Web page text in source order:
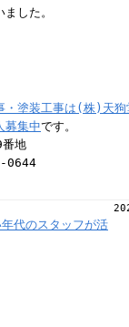
した。
・塗装工事は(株)天狗
募集中です。
地
0644
代のスタッフが活